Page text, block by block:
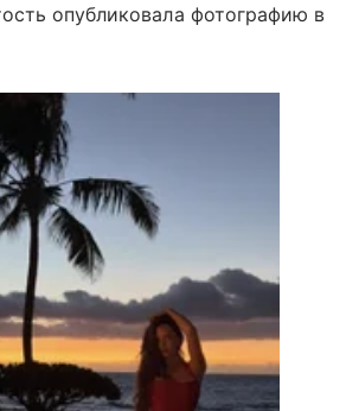
опубликовала фотографию в